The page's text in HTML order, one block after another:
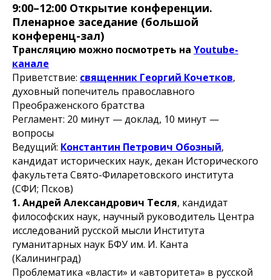
9:00–12:00 Открытие конференции.
Пленарное заседание (большой
конференц-зал)
Трансляцию можно посмотреть на Youtube-
канале
Приветствие: священник Георгий Кочетков,
духовный попечитель православного
Преображенского братства
Регламент: 20 минут — доклад, 10 минут —
вопросы
Ведущий: Константин Петрович Обозный,
кандидат исторических наук, декан Исторического
факультета Свято-Филаретовского института
(СФИ; Псков)
1. Андрей Александрович Тесля, кандидат
философских наук, научный руководитель Центра
исследований русской мысли Института
гуманитарных наук БФУ им. И. Канта
(Калининград)
Проблематика «власти» и «авторитета» в русской